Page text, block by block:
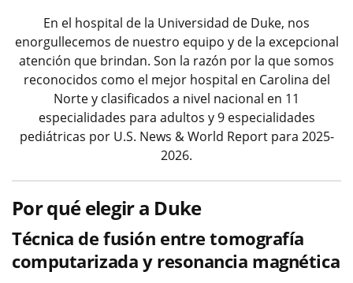
En el hospital de la Universidad de Duke, nos
enorgullecemos de nuestro equipo y de la excepcional
atención que brindan. Son la razón por la que somos
reconocidos como el mejor hospital en Carolina del
Norte y clasificados a nivel nacional en 11
especialidades para adultos y 9 especialidades
pediátricas por U.S. News & World Report para 2025-
2026.
Por qué elegir a Duke
Técnica de fusión entre tomografía
computarizada y resonancia magnética